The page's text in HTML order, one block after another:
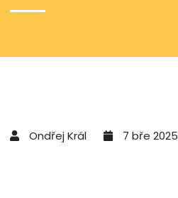
Ondřej Král 7 bře 2025